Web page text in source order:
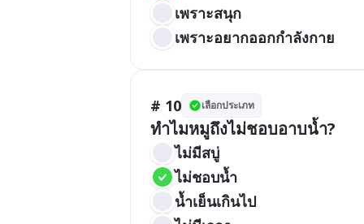
เพราะสนุก
เพราะอยากออกกำลังกาย
# 10 เลือกประเภท
ทำไมหมูถึงไม่ชอบอาบน้ำ?
ไม่มีสบู่
ไม่ชอบน้ำ
น้ำเย็นเกินไป